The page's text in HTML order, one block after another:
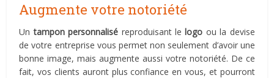
Augmente votre notoriété
Untampon personnalisé reproduisant lelogo ou la devise
de votre entreprise vous permet non seulement d’avoir une
bonne image, mais augmente aussi votre notoriété. De ce
fait, vos clients auront plus confiance en vous, et pourront